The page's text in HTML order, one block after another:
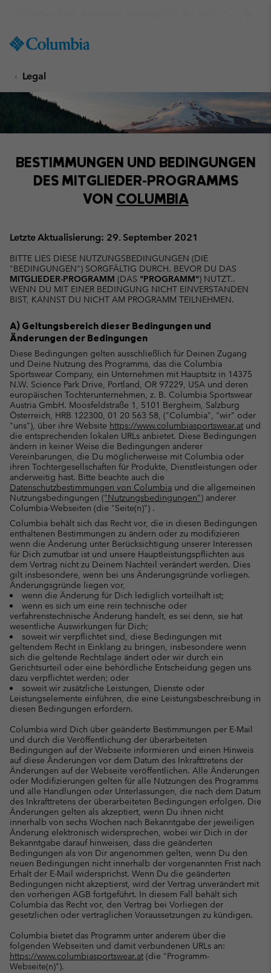
TO
SKIP
MAIN
SKIP
SEARCH
Legal
BESTIMMUNGEN UND BEDINGUNGEN
DES MITGLIEDER‑PROGRAMMS
VON COLUMBIA
Letzte Aktualisierung: 29. September 2021
BITTE LIES DIESE NUTZUNGSBEDINGUNGEN (DIE
"BEDINGUNGEN") SORGFÄLTIG DURCH. BEVOR DU DAS
MITGLIEDER-PROGRAMM (DAS "PROGRAMM") NUTZT..
WENN DU MIT EINER BEDINGUNG NICHT EINVERSTANDEN
BIST, KANNST DU NICHT AM PROGRAMM TEILNEHMEN.
A) Geltungsbereich dieser Bedingungen und
Änderungen der Bedingungen
Diese Bedingungen gelten ausschließlich für Deinen Zugang
und Deine Nutzung des Programms, das die Columbia
Sportswear Company, ein Unternehmen mit Hauptsitz in 14375
N.W. Science Park Drive, Portland, OR 97229, USA und deren
europäischen Tochterunternehmen, z. B. Columbia Sportswear
Austria GmbH. Moosfeldstraße 1, 5101 Bergheim, Salzburg
Österreich, HRB 122300, 01 20 563 58, ("Columbia", "wir" oder
"uns"), über ihre Website https://www.columbiasportswear.at und
die entsprechenden lokalen URLs anbietet. Diese Bedingungen
ändern in keiner Weise die Bedingungen anderer
Vereinbarungen, die Du möglicherweise mit Columbia oder
ihren Tochtergesellschaften für Produkte, Dienstleistungen oder
anderweitig hast. Bitte beachte auch die
Datenschutzbestimmungen von Columbia und die allgemeinen
Nutzungsbedingungen ("Nutzungsbedingungen") anderer
Columbia-Webseiten (die "Seite(n)") .
Columbia behält sich das Recht vor, die in diesen Bedingungen
enthaltenen Bestimmungen zu ändern oder zu modifizieren
wenn die Änderung unter Berücksichtigung unserer Interessen
für Dich zumutbar ist und unsere Hauptleistungspflichten aus
dem Vertrag nicht zu Deinem Nachteil verändert werden. Dies
gilt insbesondere, wenn bei uns Änderungsgründe vorliegen.
Änderungsgründe liegen vor,
wenn die Änderung für Dich lediglich vorteilhaft ist;
wenn es sich um eine rein technische oder
verfahrenstechnische Änderung handelt, es sei denn, sie hat
wesentliche Auswirkungen für Dich;
soweit wir verpflichtet sind, diese Bedingungen mit
geltendem Recht in Einklang zu bringen, insbesondere wenn
sich die geltende Rechtslage ändert oder wir durch ein
Gerichtsurteil oder eine behördliche Entscheidung gegen uns
dazu verpflichtet werden; oder
soweit wir zusätzliche Leistungen, Dienste oder
Leistungselemente einführen, die eine Leistungsbeschreibung in
diesen Bedingungen erfordern.
Columbia wird Dich über geänderte Bestimmungen per E-Mail
und durch die Veröffentlichung der überarbeiteten
Bedingungen auf der Webseite informieren und einen Hinweis
auf diese Änderungen vor dem Datum des Inkrafttretens der
Änderungen auf der Webseite veröffentlichen. Alle Änderungen
oder Modifizierungen gelten für alle Nutzungen des Programms
und alle Handlungen oder Unterlassungen, die nach dem Datum
des Inkrafttretens der überarbeiteten Bedingungen erfolgen. Die
Änderungen gelten als akzeptiert, wenn Du ihnen nicht
innerhalb von sechs Wochen nach Bekanntgabe der jeweiligen
Änderung elektronisch widersprechen, wobei wir Dich in der
Bekanntgabe darauf hinweisen, dass die geänderten
Bedingungen als von Dir angenommen gelten, wenn Du den
neuen Bedingungen nicht innerhalb der vorgenannten Frist nach
Erhalt der E-Mail widersprichst. Wenn Du die geänderten
Bedingungen nicht akzeptierst, wird der Vertrag unverändert mit
den vorherigen AGB fortgeführt. In diesem Fall behält sich
Columbia das Recht vor, den Vertrag bei Vorliegen der
gesetzlichen oder vertraglichen Voraussetzungen zu kündigen.
Columbia bietet das Programm unter anderem über die
folgenden Webseiten und damit verbundenen URLs an:
https://www.columbiasportswear.at (die "Programm-
Webseite(n)").